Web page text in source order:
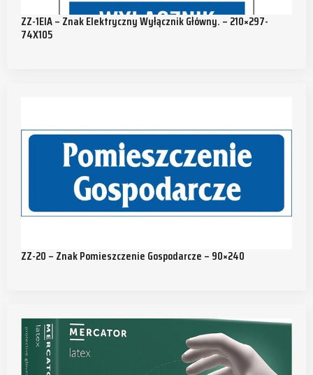
ZZ-1EIA – Znak Elektryczny Wyłącznik Główny. – 210×297-
74X105
ZZ-20 – Znak Pomieszczenie Gospodarcze – 90×240